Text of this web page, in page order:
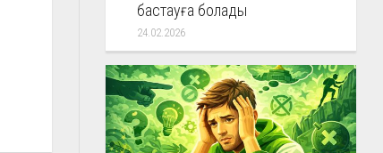
бастауға болады
24.02.2026